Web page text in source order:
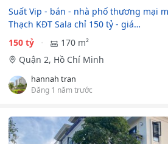
Suất Vip - bán - nhà phố thương mại
Thạch KĐT Sala chỉ 150 tỷ - giá…
150 tỷ
170 m²
Quận 2, Hồ Chí Minh
hannah tran
Đăng 1 năm trước